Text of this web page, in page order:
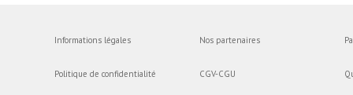
Informations légales
Politique de confidentialité
Nos partenaires
CGV-CGU